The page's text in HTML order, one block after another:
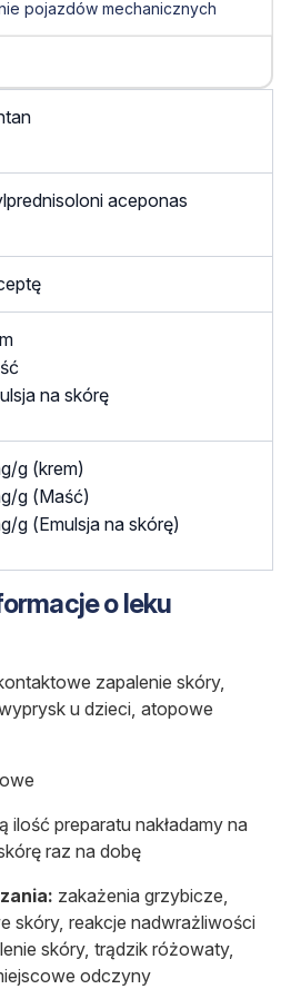
pojazdów mechanicznych
aceponas
na skórę
g (krem)
g (Maść)
g (Emulsja na skórę)
o leku
zapalenie skóry,
u dzieci, atopowe
ilość preparatu nakładamy na
raz na dobę
zakażenia grzybicze,
skóry, reakcje nadwrażliwości
skóry, trądzik różowaty,
odczyny